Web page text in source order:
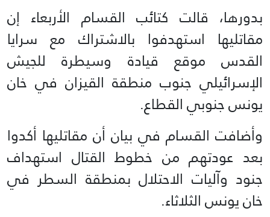
بدورها، قالت كتائب القسام الأربعاء إن
مقاتليها استهدفوا بالاشتراك مع سرايا
القدس موقع قيادة وسيطرة للجيش
الإسرائيلي جنوب منطقة القيزان في خان
يونس جنوبي القطاع.
وأضافت القسام في بيان أن مقاتليها أكدوا
بعد عودتهم من خطوط القتال استهداف
جنود وآليات الاحتلال بمنطقة السطر في
خان يونس الثلاثاء.